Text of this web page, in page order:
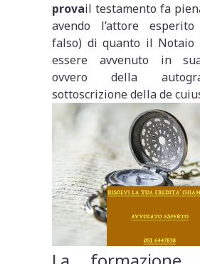
provail testamento fa
avendo l’attore
falso) di quanto il Notaio
essere avvenuto in
ovvero della
sottoscrizione della de